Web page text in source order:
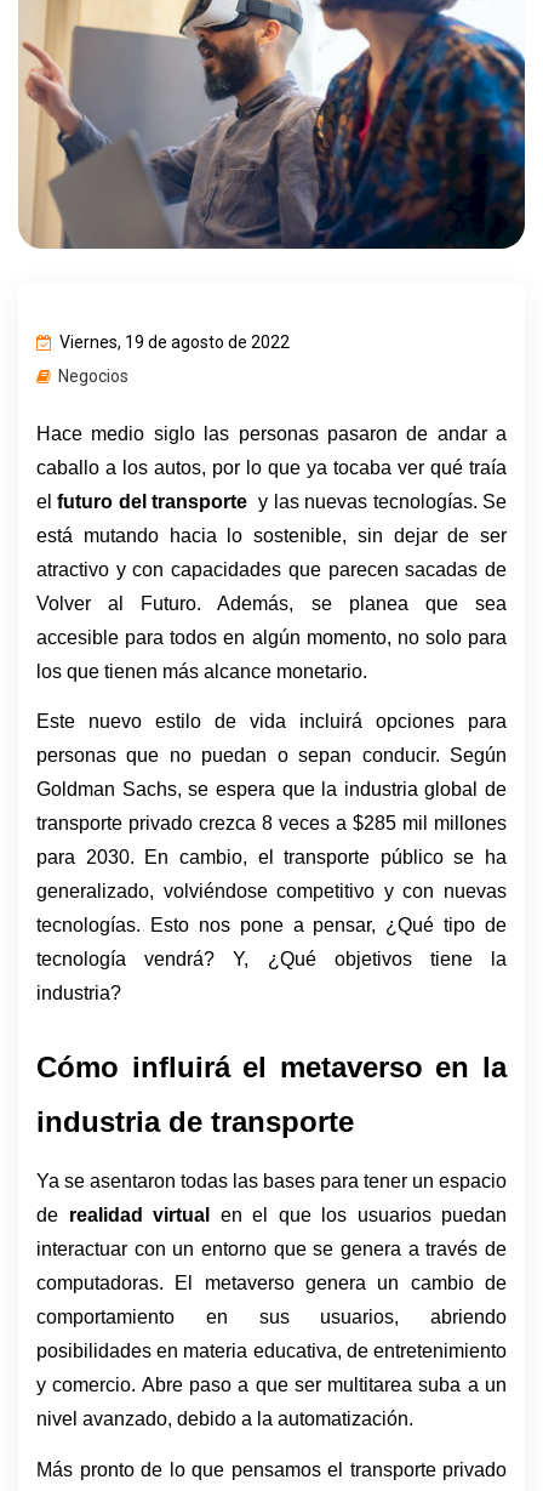
Viernes, 19 de agosto de 2022
Negocios
Hace medio siglo las personas pasaron de andar a
caballo a los autos, por lo que ya tocaba ver qué traía
el futuro del transporte y las nuevas tecnologías. Se
está mutando hacia lo sostenible, sin dejar de ser
atractivo y con capacidades que parecen sacadas de
Volver al Futuro. Además, se planea que sea
accesible para todos en algún momento, no solo para
los que tienen más alcance monetario.
Este nuevo estilo de vida incluirá opciones para
personas que no puedan o sepan conducir. Según
Goldman Sachs, se espera que la industria global de
transporte privado crezca 8 veces a $285 mil millones
para 2030. En cambio, el transporte público se ha
generalizado, volviéndose competitivo y con nuevas
tecnologías. Esto nos pone a pensar, ¿Qué tipo de
tecnología vendrá? Y, ¿Qué objetivos tiene la
industria?
Cómo influirá el metaverso en la
industria de transporte
Ya se asentaron todas las bases para tener un espacio
de realidad virtual
en el que los usuarios puedan
interactuar con un entorno que se genera a través de
computadoras. El metaverso genera un cambio de
comportamiento en sus usuarios, abriendo
posibilidades en materia educativa, de entretenimiento
y comercio. Abre paso a que ser multitarea suba a un
nivel avanzado, debido a la automatización.
Más pronto de lo que pensamos el transporte privado